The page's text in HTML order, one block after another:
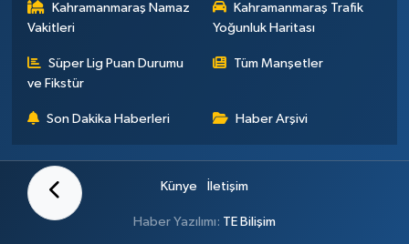
Kahramanmaraş Namaz
Vakitleri
Kahramanmaraş Trafik
Yoğunluk Haritası
Süper Lig Puan Durumu
ve Fikstür
Tüm Manşetler
Son Dakika Haberleri Haber Arşivi
Künye İletişim
Haber Yazılımı: TE Bilişim